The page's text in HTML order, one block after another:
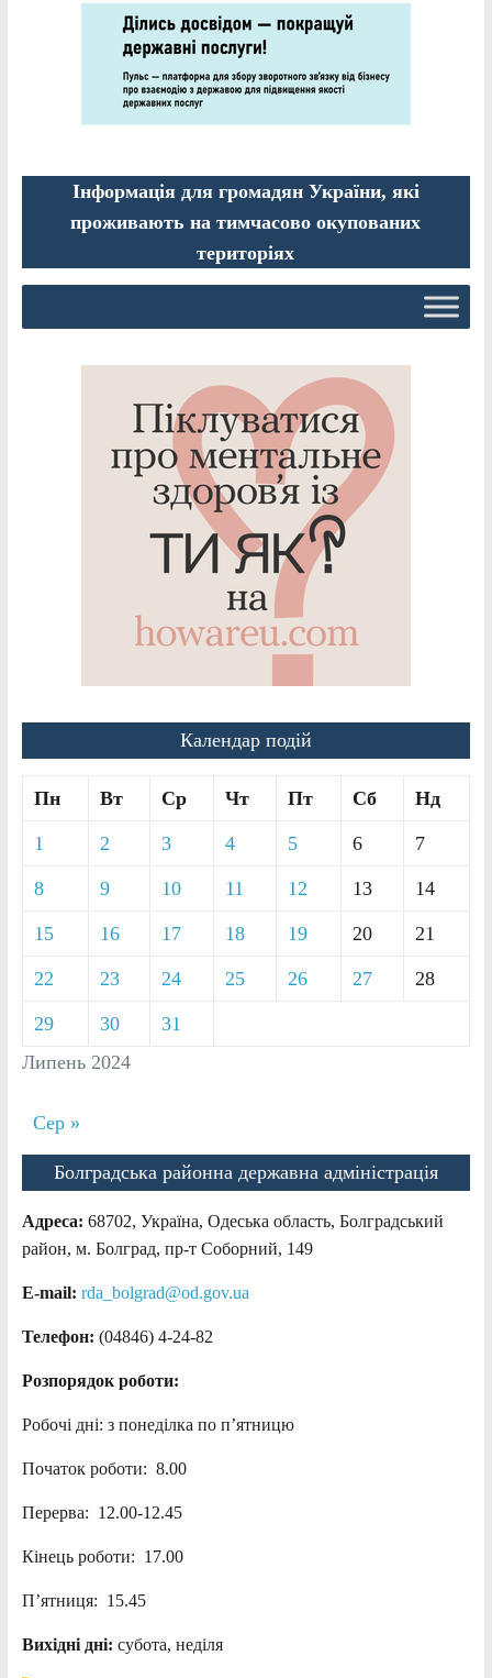
Інформація для громадян України, які
проживають на тимчасово окупованих
територіях
Календар подій
Липень 2024
Пн Вт Ср Чт Пт Сб Нд
1 2 3 4 5 6 7
8 9 10 11 12 13 14
15 16 17 18 19 20 21
22 23 24 25 26 27 28
29 30 31
Сер »
Болградська районна державна адміністрація
Адреса: 68702, Україна, Одеська область, Болградський
район, м. Болград, пр-т Соборний, 149
E-mail: rda_bolgrad@od.gov.ua
Телефон: (04846) 4-24-82
Розпорядок роботи:
Робочі дні: з понеділка по п’ятницю
Початок роботи: 8.00
Перерва: 12.00-12.45
Кінець роботи: 17.00
П’ятниця: 15.45
Вихідні дні: субота, неділя